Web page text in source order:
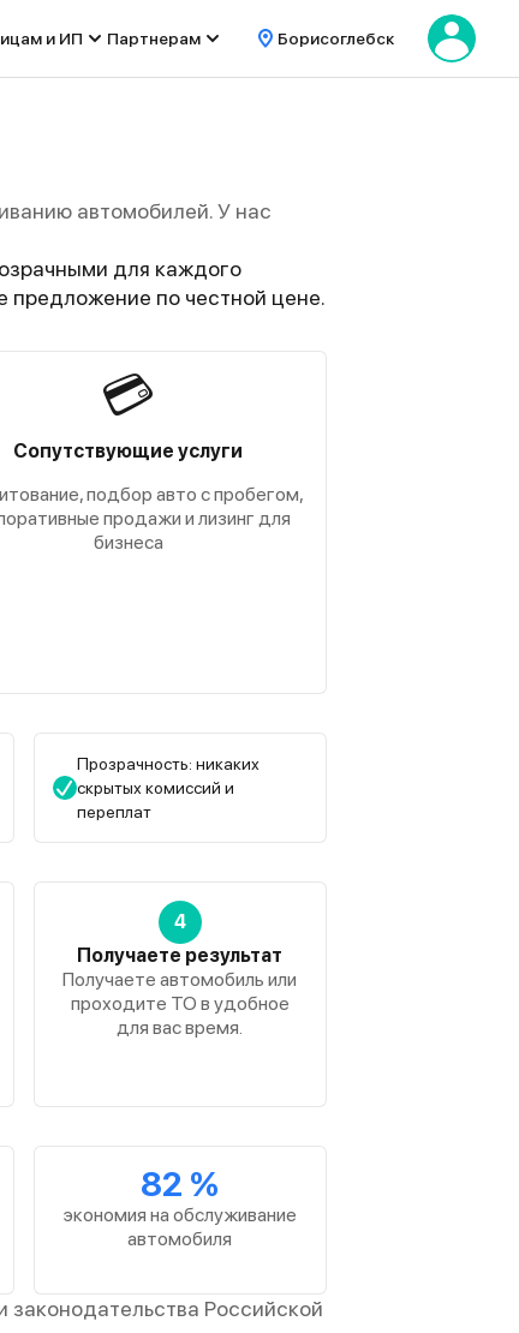
и ИП Партнерам Борисоглебск
автомобилей. У нас
для каждого
предложение по честной цене.
💳
Сопутствующие услуги
подбор авто с пробегом,
продажи и лизинг для
бизнеса
Прозрачность: никаких
скрытых комиссий и
переплат
4
Получаете результат
Получаете автомобиль или
проходите ТО в удобное
для вас время.
82 %
экономия на обслуживание
автомобиля
Российской